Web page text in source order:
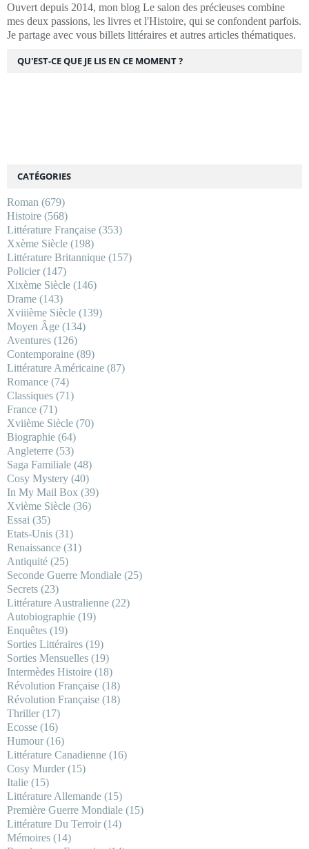
Ouvert depuis 2014, mon blog Le salon des précieuses combine
mes deux passions, les livres et l'Histoire, qui se confondent parfois.
Je partage avec vous billets littéraires et autres articles thématiques.
CATÉGORIES
Roman (679)
Histoire (568)
Littérature Française (353)
Xxème Siècle (198)
Littérature Britannique (157)
Policier(147)
Xixème Siècle (146)
Drame (143)
Xviiième Siècle (139)
Moyen Âge (134)
Aventures (126)
Contemporaine (89)
Littérature Américaine (87)
Romance (74)
Classiques (71)
France (71)
Xviième Siècle (70)
Biographie (64)
Angleterre (53)
Saga Familiale (48)
Cosy Mystery (40)
In My Mail Box (39)
Xvième Siècle (36)
Essai (35)
Etats-Unis (31)
Renaissance (31)
Antiquité (25)
Seconde Guerre Mondiale (25)
Secrets (23)
Littérature Australienne (22)
Autobiographie (19)
Enquêtes (19)
Sorties Littéraires (19)
Sorties Mensuelles (19)
Intermèdes Histoire (18)
Révolution Française (18)
Révolution Française (18)
Thriller(17)
Ecosse (16)
Humour(16)
Littérature Canadienne (16)
Cosy Murder(15)
Italie (15)
Littérature Allemande (15)
Première Guerre Mondiale (15)
Littérature Du Terroir(14)
Mémoires (14)
QU'EST-CE QUE JE LIS EN CE MOMENT ?